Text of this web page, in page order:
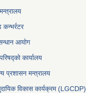
कन्भर्रटर
आयोग
कार्यालय
प्रशासन मन्त्रालय
विकास कार्यक्रम (LGCDP)